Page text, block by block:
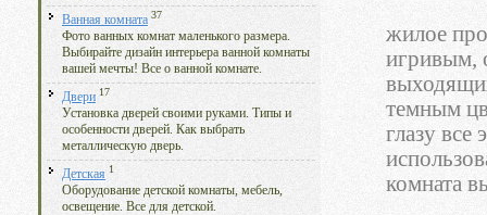
Ванная комната 37
Фото ванных комнат маленького размера.
Выбирайте дизайн интерьера ванной комнаты
вашей мечты! Все о ванной комнате.
Двери 17
Установка дверей своими руками. Типы и
особенности дверей. Как выбрать
металлическую дверь.
Детская 1
Оборудование детской комнаты, мебель,
освещение. Все для детской.
жилое
игривым,
темным
глазу
комната